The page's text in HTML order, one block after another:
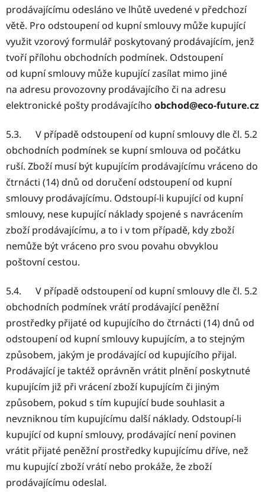
prodávajícímu odesláno ve lhůtě uvedené v předchozí
větě. Pro odstoupení od kupní smlouvy může kupující
využit vzorový formulář poskytovaný prodávajícím, jenž
tvoří přílohu obchodních podmínek. Odstoupení
od kupní smlouvy může kupující zasílat mimo jiné
na adresu provozovny prodávajícího či na adresu
elektronické pošty prodávajícího obchod@eco-future.cz
5.3. V případě odstoupení od kupní smlouvy dle čl. 5.2
obchodních podmínek se kupní smlouva od počátku
ruší. Zboží musí být kupujícím prodávajícímu vráceno do
čtrnácti (14) dnů od doručení odstoupení od kupní
smlouvy prodávajícímu. Odstoupí-li kupující od kupní
smlouvy, nese kupující náklady spojené s navrácením
zboží prodávajícímu, a to i v tom případě, kdy zboží
nemůže být vráceno pro svou povahu obvyklou
poštovní cestou.
5.4. V případě odstoupení od kupní smlouvy dle čl. 5.2
obchodních podmínek vrátí prodávající peněžní
prostředky přijaté od kupujícího do čtrnácti (14) dnů od
odstoupení od kupní smlouvy kupujícím, a to stejným
způsobem, jakým je prodávající od kupujícího přijal.
Prodávající je taktéž oprávněn vrátit plnění poskytnuté
kupujícím již při vrácení zboží kupujícím či jiným
způsobem, pokud s tím kupující bude souhlasit a
nevzniknou tím kupujícímu další náklady. Odstoupí-li
kupující od kupní smlouvy, prodávající není povinen
vrátit přijaté peněžní prostředky kupujícímu dříve, než
mu kupující zboží vrátí nebo prokáže, že zboží
prodávajícímu odeslal.